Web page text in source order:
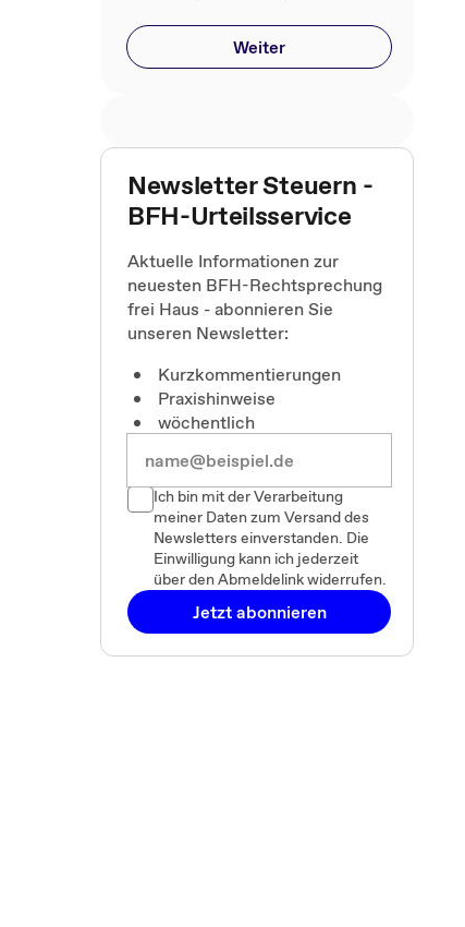
Weiter
Newsletter Steuern -
BFH-Urteilsservice
Aktuelle Informationen zur
neuesten BFH-Rechtsprechung
frei Haus - abonnieren Sie
unseren Newsletter:
Kurzkommentierungen
Praxishinweise
wöchentlich
Ich bin mit der Verarbeitung
meiner Daten zum Versand des
Newsletters einverstanden. Die
Einwilligung kann ich jederzeit
über den Abmeldelink widerrufen.
Jetzt abonnieren